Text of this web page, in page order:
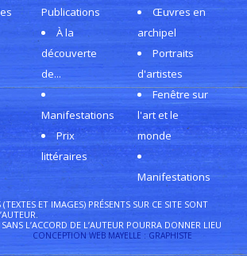
Publications
À la
découverte
de...
Manifestations
Prix
littéraires
Œuvres en
archipel
Portraits
d'artistes
Fenêtre sur
l'art et le
monde
Manifestations
CONCEPTION WEB MAYELLE : GRAPHISTE
ET IMAGES) PRÉSENTS SUR CE SITE SONT
L’ACCORD DE L’AUTEUR POURRA DONNER LIEU